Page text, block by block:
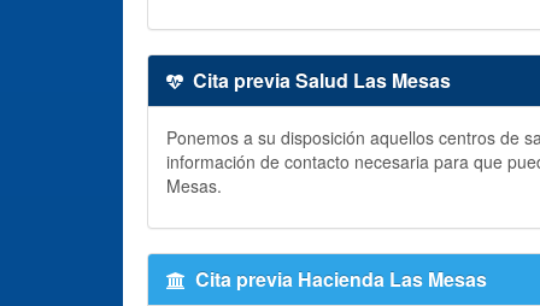
Cita previa Salud Las Mesas
Ponemos a su disposición aquellos centros de
información de contacto necesaria para que
Mesas.
Cita previa Hacienda Las Mesas